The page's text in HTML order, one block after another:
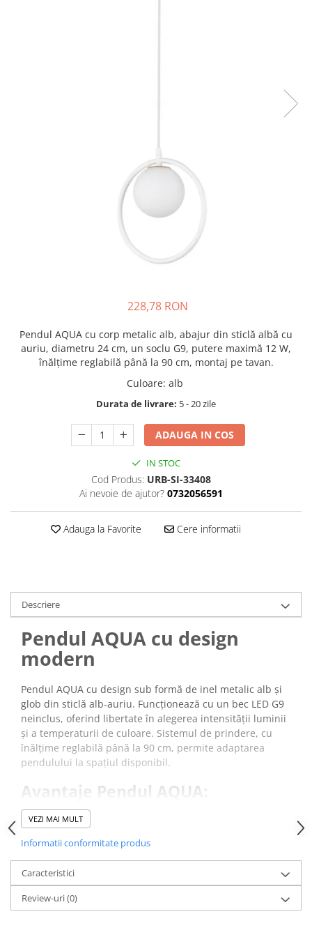
228,78 RON
Pendul AQUA cu corp metalic alb, abajur din sticlă albă cu
auriu, diametru 24 cm, un soclu G9, putere maximă 12 W,
înălțime reglabilă până la 90 cm, montaj pe tavan.
Culoare: alb
Durata de livrare: 5 - 20 zile
ADAUGA IN COS
IN STOC
Cod Produs: URB-SI-33408
Ai nevoie de ajutor? 0732056591
Adauga la Favorite Cere informatii
Descriere
Pendul AQUA cu design
modern
Pendul AQUA cu design sub formă de inel metalic alb și
glob din sticlă alb-auriu. Funcționează cu un bec LED G9
neinclus, oferind libertate în alegerea intensității luminii
și a temperaturii de culoare. Sistemul de prindere, cu
înălțime reglabilă până la 90 cm, permite adaptarea
pendulului la spațiul disponibil.
Avantaje Pendul AQUA:
Glob din sticlă alb lăptos
Compatibil
alegerea tipului de lumină.
Înălțime reglabilă până la 90 cm
adaptat diferitelor tipuri de încăperi.
* Vă rugăm verificați dimensiunea produsului pentru a
vă asigura că acest pendul se potrivește cu încăperea
VEZI MAI MULT
Informatii conformitate produs
Caracteristici
Review-uri(0)